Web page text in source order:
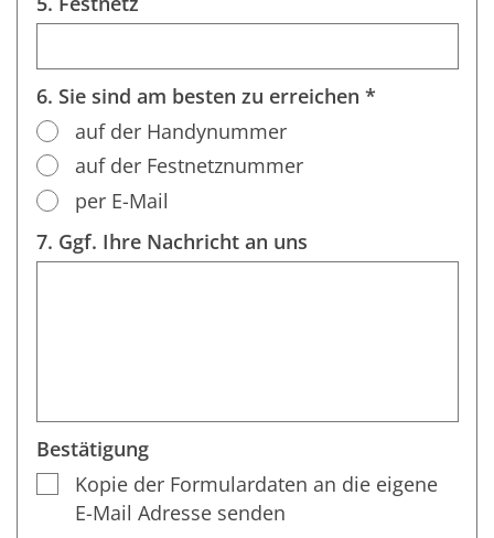
6. Sie sind am besten zu erreichen *
auf der Handynummer
auf der Festnetznummer
per E-Mail
7. Ggf. Ihre Nachricht an uns
Bestätigung
Kopie der Formulardaten an die eigene
E-Mail Adresse senden